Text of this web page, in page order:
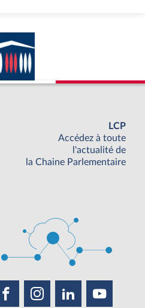
LCP
Accédez à toute
l'actualité de
la Chaine Parlementaire